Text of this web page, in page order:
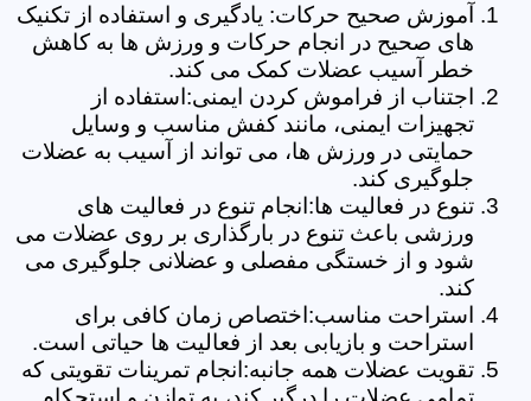
آموزش صحیح حرکات: یادگیری و استفاده از تکنیک
های صحیح در انجام حرکات و ورزش ها به کاهش
خطر آسیب عضلات کمک می کند.
اجتناب از فراموش کردن ایمنی:استفاده از
تجهیزات ایمنی، مانند کفش مناسب و وسایل
حمایتی در ورزش ها، می تواند از آسیب به عضلات
جلوگیری کند.
تنوع در فعالیت ها:انجام تنوع در فعالیت های
ورزشی باعث تنوع در بارگذاری بر روی عضلات می
شود و از خستگی مفصلی و عضلانی جلوگیری می
کند.
استراحت مناسب:اختصاص زمان کافی برای
استراحت و بازیابی بعد از فعالیت ها حیاتی است.
تقویت عضلات همه جانبه:انجام تمرینات تقویتی که